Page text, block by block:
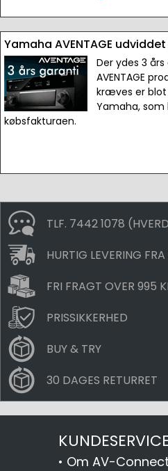
Yamaha AVENTAGE
Der ydes 3
AVENTAGE
kræves er blot
Yamaha, som
købsfakturaen.
TLF. 7442 1078
HURTIG LEVERING
FRI FRAGT OVER 995
PRISSIKKERHED
BUY & TRY
30 DAGES RETURRET
• Om AV-